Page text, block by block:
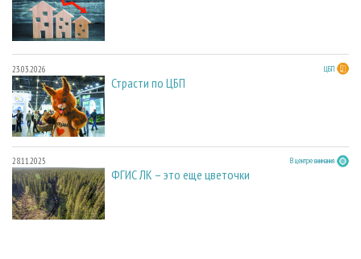
23.03.2026 ЦБП
Страсти по ЦБП
28.11.2025 В центре внимания
ФГИС ЛК – это еще цветочки